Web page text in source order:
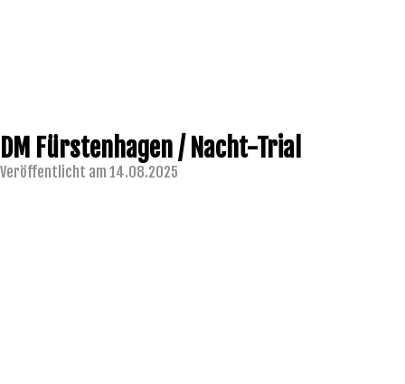
DM Fürstenhagen / Nacht-Trial
Veröffentlicht am 14.08.2025